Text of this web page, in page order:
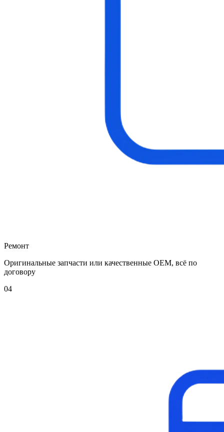
Ремонт
Оригинальные запчасти или качественные OEM, всё по
договору
04